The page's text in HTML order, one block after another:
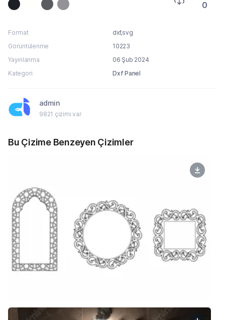
0
Format
dxf,svg
Görüntülenme
10223
Yayınlanma
06 Şub 2024
Kategori
Dxf Panel
admin
9821 çizimi var
Bu Çizime Benzeyen Çizimler